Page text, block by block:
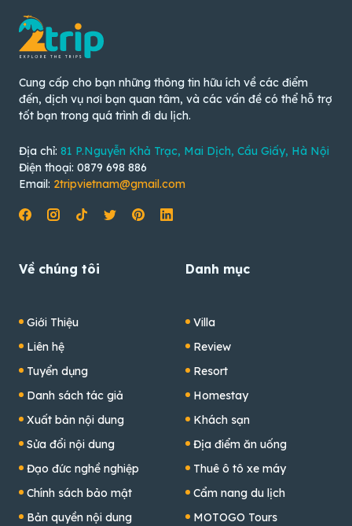
Cung cấp cho bạn những thông tin hữu ích về các điểm
đến, dịch vụ nơi bạn quan tâm, và các vấn đề có thể hỗ trợ
tốt bạn trong quá trình đi du lịch.
Địa chỉ: 81 P.Nguyễn Khả Trạc, Mai Dịch, Cầu Giấy, Hà Nội
Điện thoại: 0879 698 886
Email: 2tripvietnam@gmail.com
Về chúng tôi
Giới Thiệu
Liên hệ
Tuyển dụng
Danh sách tác giả
Xuất bản nội dung
Sửa đổi nội dung
Đạo đức nghề nghiệp
Chính sách bảo mật
Bản quyền nội dung
Danh mục
Villa
Review
Resort
Homestay
Khách sạn
Địa điểm ăn uống
Thuê ô tô xe máy
Cẩm nang du lịch
MOTOGO Tours